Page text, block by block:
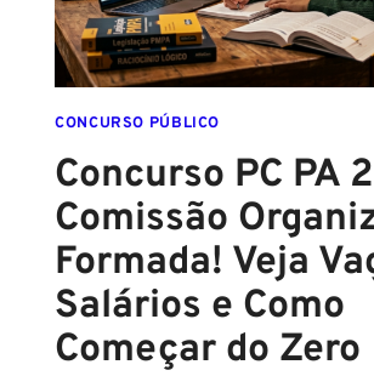
EDITAL
É
IMINENTE!
SALÁRIOS
CHEGAM
R$
43
CONCURSO PÚBLICO
Concurso PC PA
Comissão
Formada! Veja
Salários e Como
Começar do Zero